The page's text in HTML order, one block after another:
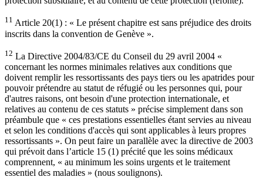
11 Article 20(1) : « Le présent chapitre est sans préjudice des droits
inscrits dans la convention de Genève ».
12 La Directive 2004/83/CE du Conseil du 29 avril 2004 «
concernant les normes minimales relatives aux conditions que
doivent remplir les ressortissants des pays tiers ou les apatrides pour
pouvoir prétendre au statut de réfugié ou les personnes qui, pour
d'autres raisons, ont besoin d'une protection internationale, et
relatives au contenu de ces statuts » précise simplement dans son
préambule que « ces prestations essentielles étant servies au niveau
et selon les conditions d'accès qui sont applicables à leurs propres
ressortissants ». On peut faire un parallèle avec la directive de 2003
qui prévoit dans l’article 15 (1) précité que les soins médicaux
comprennent, « au minimum les soins urgents et le traitement
essentiel des maladies » (nous soulignons).